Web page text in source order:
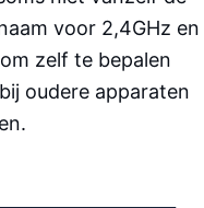
voor 2,4GHz en
zelf te bepalen
oudere apparaten